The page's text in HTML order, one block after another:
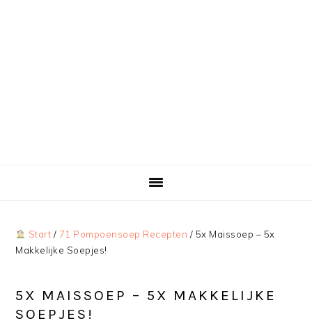
Start / 71 Pompoensoep Recepten / 5x Maissoep – 5x
Makkelijke Soepjes!
5X MAISSOEP – 5X MAKKELIJKE
SOEPJES!